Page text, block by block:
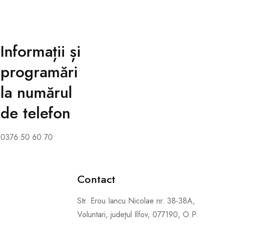
Informații și
programări
la numărul
de telefon
0376 50 60 70
Contact
Str. Erou Iancu Nicolae nr. 38-38A,
Voluntari, judeţul Ilfov, 077190, O.P.